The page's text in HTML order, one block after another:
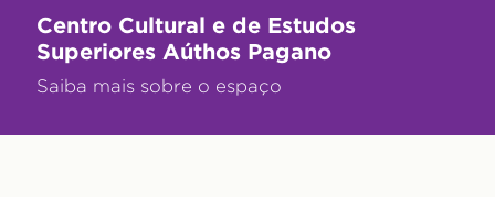
Centro Cultural e de Estudos
Superiores Aúthos Pagano
Saiba mais sobre o espaço